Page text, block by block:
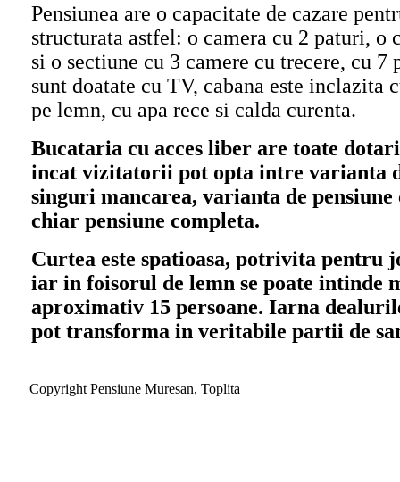
Pensiunea are o capacitate de cazare
structurata astfel: o camera cu 2 paturi, o
si o sectiune cu 3 camere cu trecere, cu 7
sunt doatate cu TV, cabana este inclazita
pe lemn, cu apa rece si calda curenta.
Bucataria cu acces liber are toate
incat vizitatorii pot opta intre varianta
singuri mancarea, varianta de pensiune
chiar pensiune completa.
Curtea este spatioasa, potrivita pentru
iar in foisorul de lemn se poate intinde
aproximativ 15 persoane. Iarna
pot transforma in veritabile partii de
Copyright Pensiune Muresan, Toplita